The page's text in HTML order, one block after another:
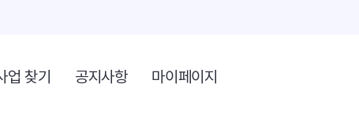
업 찾기 공지사항 마이페이지